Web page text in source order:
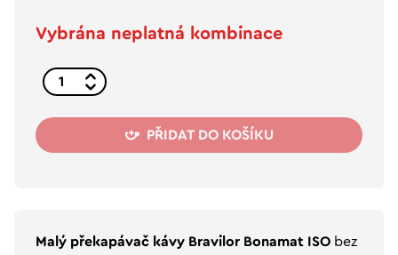
Vybrána neplatná kombinace
PŘIDAT DO KOŠÍKU
Malý překapávač kávy Bravilor Bonamat ISO bez